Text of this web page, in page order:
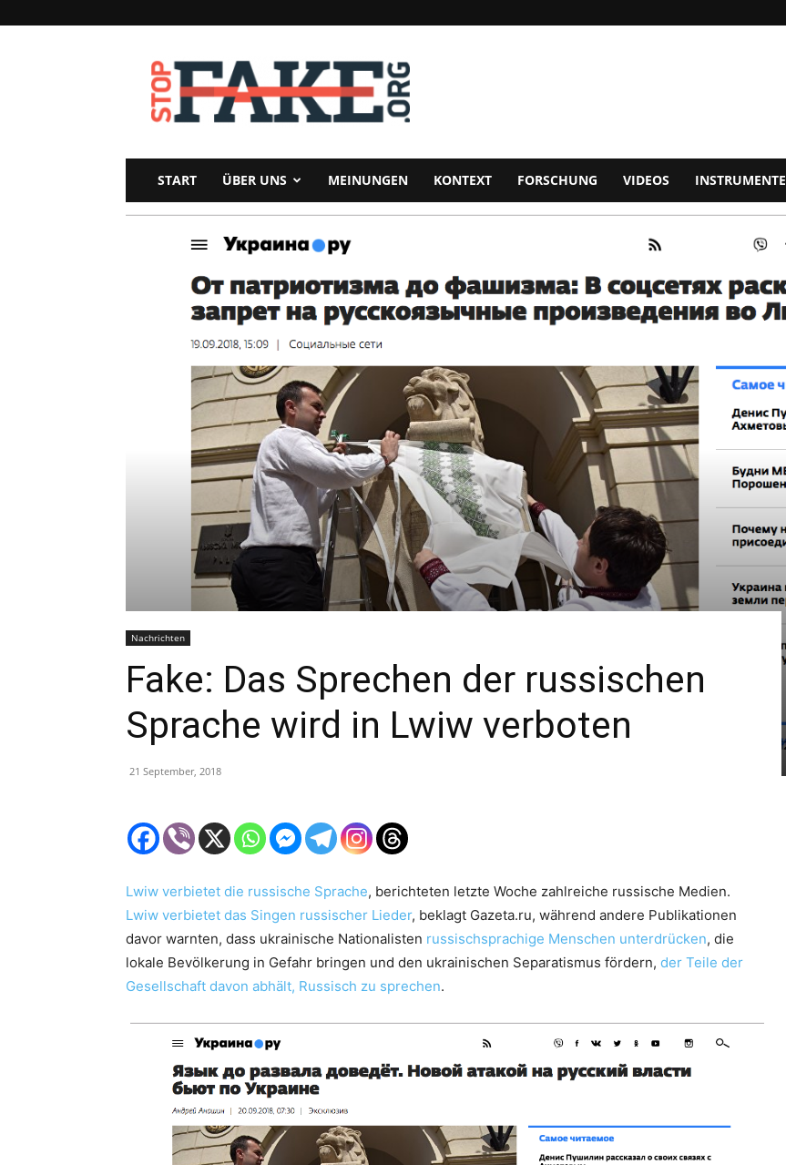
StopFake
START ÜBER UNS MEINUNGEN KONTEXT FORSCHUNG VIDEOS INSTRUMENTE
Nachrichten
Fake: Das Sprechen der russischen
Sprache wird in Lwiw verboten
21 September, 2018
Lwiw verbietet die russische Sprache, berichteten letzte Woche zahlreiche russische Medien.
Lwiw verbietet das Singen russischer Lieder, beklagt Gazeta.ru, während andere Publikationen
davor warnten, dass ukrainische Nationalisten russischsprachige Menschen unterdrücken, die
lokale Bevölkerung in Gefahr bringen und den ukrainischen Separatismus fördern, der Teile der
Gesellschaft davon abhält, Russisch zu sprechen.